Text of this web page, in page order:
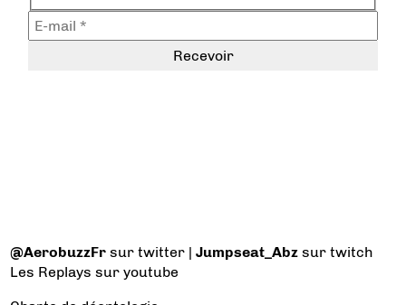
@AerobuzzFr sur twitter |Jumpseat_Abz sur twitch
Les Replays sur youtube